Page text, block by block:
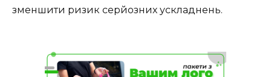
зменшити ризик серйозних ускладнень.